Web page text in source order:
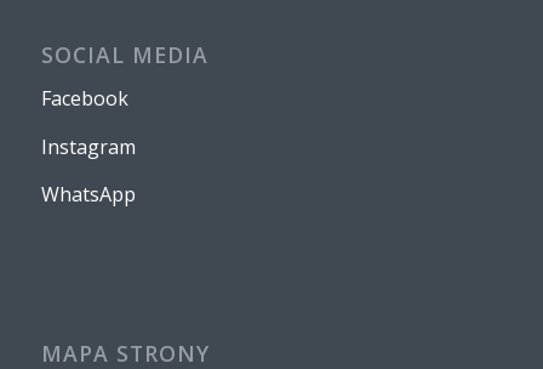
SOCIAL MEDIA
Facebook
Instagram
WhatsApp
MAPA STRONY